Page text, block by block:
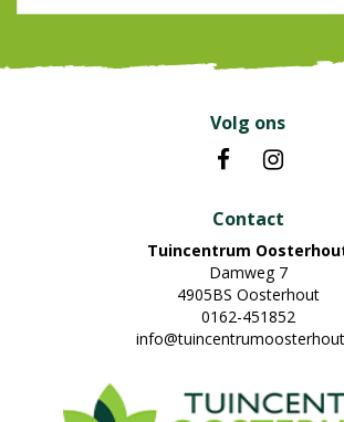
Volg ons
Contact
Tuincentrum
Damweg 7
4905BS Oosterhout
0162-451852